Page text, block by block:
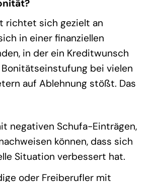
richtet sich gezielt an
in einer finanziellen
in der ein Kreditwunsch
bei vielen
auf Ablehnung stößt. Das
negativen Schufa-Einträgen,
können, dass sich
Situation verbessert hat.
oder Freiberufler mit